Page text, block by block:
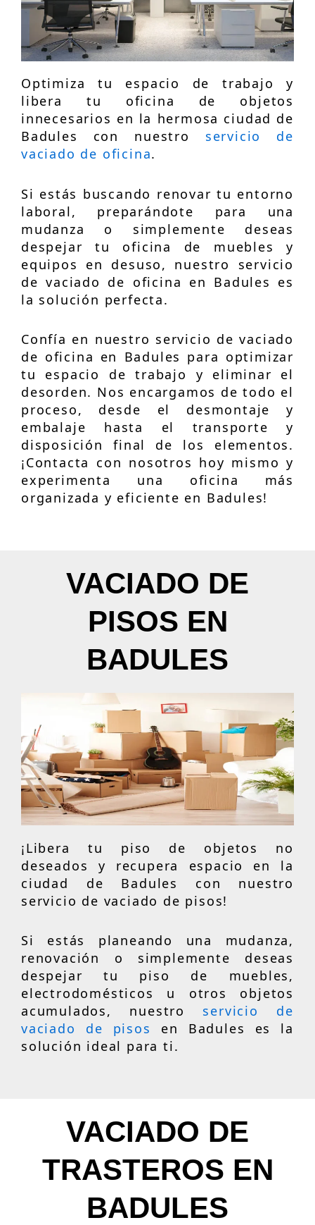
Optimiza tu espacio de trabajo y
libera tu oficina de objetos
innecesarios en la hermosa ciudad de
Badules con nuestro servicio de
vaciado de oficina.
Si estás buscando renovar tu entorno
laboral, preparándote para una
mudanza o simplemente deseas
despejar tu oficina de muebles y
equipos en desuso, nuestro servicio
de vaciado de oficina en Badules es
la solución perfecta.
Confía en nuestro servicio de vaciado
de oficina en Badules para optimizar
tu espacio de trabajo y eliminar el
desorden. Nos encargamos de todo el
proceso, desde el desmontaje y
embalaje hasta el transporte y
disposición final de los elementos.
¡Contacta con nosotros hoy mismo y
experimenta una oficina más
organizada y eficiente en Badules!
VACIADO DE
PISOS EN
BADULES
¡Libera tu piso de objetos no
deseados y recupera espacio en la
ciudad de Badules con nuestro
servicio de vaciado de pisos!
Si estás planeando una mudanza,
renovación o simplemente deseas
despejar tu piso de muebles,
electrodomésticos u otros objetos
acumulados, nuestro servicio de
vaciado de pisos
en Badules es la
solución ideal para ti.
VACIADO DE
TRASTEROS EN
BADULES